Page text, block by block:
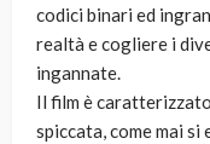
codici binari ed
realtà e cogliere i
ingannate.
Il film è
spiccata, come mai